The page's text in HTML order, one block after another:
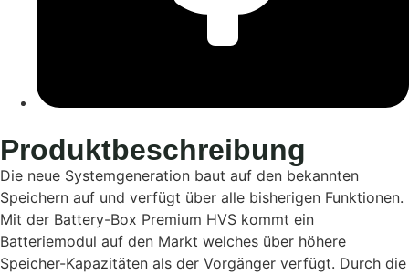
Produktbeschreibung
Die neue Systemgeneration baut auf den bekannten
Speichern auf und verfügt über alle bisherigen Funktionen.
Mit der Battery-Box Premium HVS kommt ein
Batteriemodul auf den Markt welches über höhere
Speicher-Kapazitäten als der Vorgänger verfügt. Durch die